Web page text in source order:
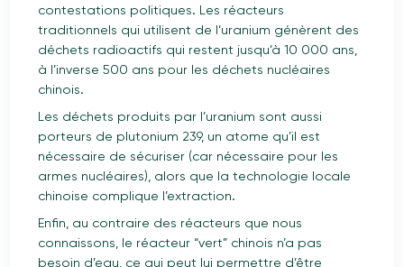
contestations politiques. Les réacteurs
traditionnels qui utilisent de l’uranium génèrent des
déchets radioactifs qui restent jusqu’à 10 000 ans,
à l’inverse 500 ans pour les déchets nucléaires
chinois.
Les déchets produits par l’uranium sont aussi
porteurs de plutonium 239, un atome qu’il est
nécessaire de sécuriser (car nécessaire pour les
armes nucléaires), alors que la technologie locale
chinoise complique l’extraction.
Enfin, au contraire des réacteurs que nous
connaissons, le réacteur “vert” chinois n’a pas
besoin d’eau, ce qui peut lui permettre d’être